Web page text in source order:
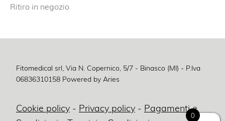
Ritiro in negozio
Fitomedical srl, Via N. Copernico, 5/7 - Binasco (MI) - P.Iva
06836310158 Powered by Aries
Cookie policy - Privacy policy - Pagamenti e
0